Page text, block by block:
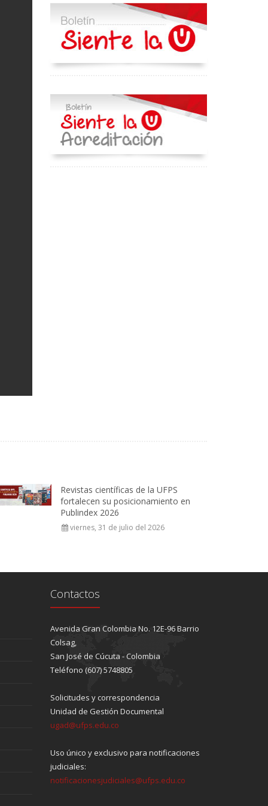
Revistas científicas de la UFPS
fortalecen su posicionamiento en
Publindex 2026
viernes, 31 de julio del 2026
Contactos
Avenida Gran Colombia No. 12E-96 Barrio
Colsag,
San José de Cúcuta - Colombia
Teléfono (607) 5748805
Solicitudes y correspondencia
Unidad de Gestión Documental
ugad@ufps.edu.co
Uso único y exclusivo para notificaciones
judiciales:
notificacionesjudiciales@ufps.edu.co